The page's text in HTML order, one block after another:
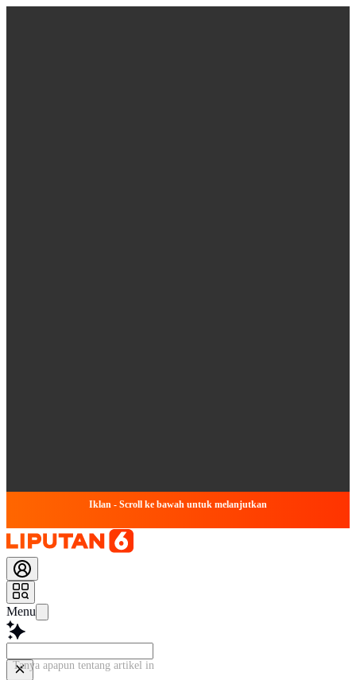
Iklan - Scroll ke bawah untuk melanjutkan
Menu
Tanya apapun tentang artikel ini...